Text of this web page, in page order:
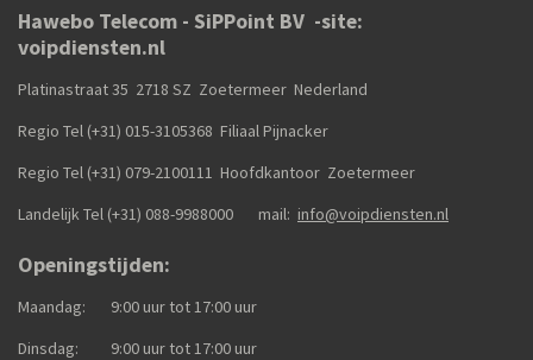
Hawebo Telecom - SiPPoint BV -site:
voipdiensten.nl
Platinastraat 35 2718 SZ Zoetermeer Nederland
Regio Tel (+31) 015-3105368 Filiaal Pijnacker
Regio Tel (+31) 079-2100111 Hoofdkantoor Zoetermeer
Landelijk Tel (+31) 088-9988000 mail: info@voipdiensten.nl
Openingstijden:
Maandag: 9:00 uur tot 17:00 uur
Dinsdag: 9:00 uur tot 17:00 uur